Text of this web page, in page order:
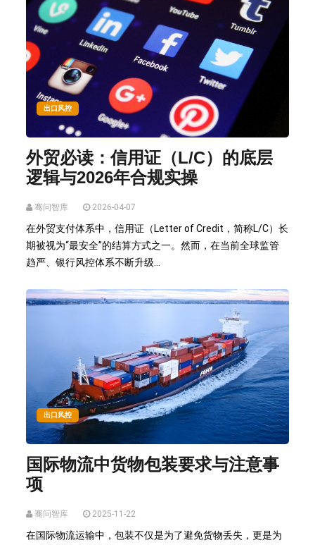
出口风控
外贸必读：信用证（L/C）的底层
逻辑与2026年合规实操
骞问智库 2026-04-07
在外贸支付体系中，信用证（Letter of Credit，简称L/C）长
期被视为“最安全”的结算方式之一。然而，在当前全球监管
趋严、银行风控体系不断升级...
出口风控
国际物流中货物包装要求与注意事
项
骞问智库 2025-11-22
在国际物流运输中，包装不仅是为了避免货物丢失，更是为